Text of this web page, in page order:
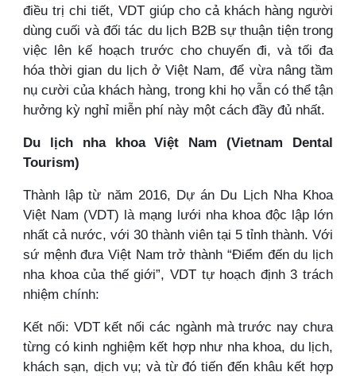
điều trị chi tiết, VDT giúp cho cả khách hàng người
dùng cuối và đối tác du lịch B2B sự thuận tiện trong
việc lên kế hoạch trước cho chuyến đi, và tối đa
hóa thời gian du lịch ở Việt Nam, để vừa nâng tầm
nụ cười của khách hàng, trong khi họ vẫn có thể tận
hưởng kỳ nghỉ miễn phí này một cách đầy đủ nhất.
Du lịch nha khoa Việt Nam (Vietnam Dental
Tourism)
Thành lập từ năm 2016, Dự án Du Lịch Nha Khoa
Việt Nam (VDT) là mạng lưới nha khoa độc lập lớn
nhất cả nước, với 30 thành viên tại 5 tỉnh thành. Với
sứ mệnh đưa Việt Nam trở thành “Điểm đến du lịch
nha khoa của thế giới”, VDT tự hoạch định 3 trách
nhiệm chính:
Kết nối: VDT kết nối các ngành mà trước nay chưa
từng có kinh nghiệm kết hợp như nha khoa, du lịch,
khách sạn, dịch vụ; và từ đó tiến đến khâu kết hợp